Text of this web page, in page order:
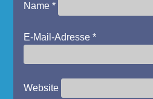
Name*
E-Mail-Adresse*
Website